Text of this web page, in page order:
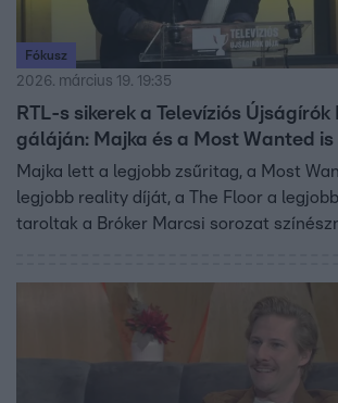
Fókusz
2026. március 19. 19:35
RTL-s sikerek a Televíziós Újságírók
gáláján: Majka és a Most Wanted
Majka lett a legjobb zsűritag, a Most
legjobb reality díját, a The Floor a
taroltak a Bróker Marcsi sorozat